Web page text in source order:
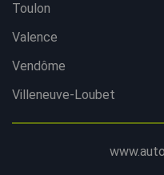
Toulon
Valence
Vendôme
Villeneuve-Loubet